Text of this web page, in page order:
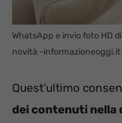
WhatsApp e invio foto HD
novità -informazioneoggi.it
Quest’ultimo
dei contenuti nella